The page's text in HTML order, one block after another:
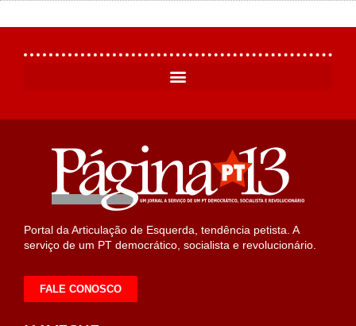
Portal da Articulação de Esquerda, tendência petista. A
serviço de um PT democrático, socialista e revolucionário.
FALE CONOSCO